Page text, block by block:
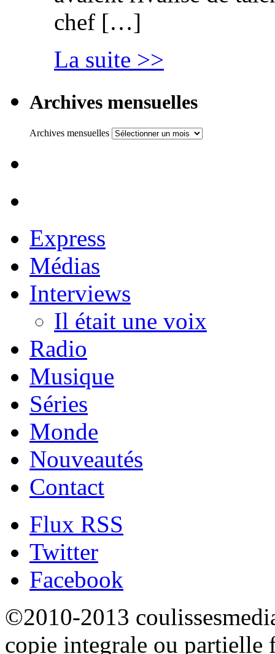
chef […]
La suite >>
Archives mensuelles
Archives mensuelles
Express
Médias
Interviews
Il était une voix
Radio
Musique
Séries
Monde
Nouveautés
Contact
Flux RSS
Twitter
Facebook
©2010-2013
copie integrale ou partielle